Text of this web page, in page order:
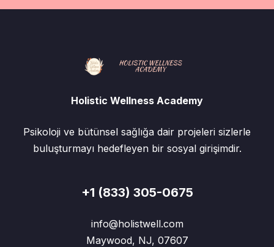
Holistic Wellness Academy
Psikoloji ve bütünsel sağlığa dair projeleri sizlerle
buluşturmayı hedefleyen bir sosyal girişimdir.
+1 (833) 305-0675
info@holistwell.com
Maywood, NJ, 07607